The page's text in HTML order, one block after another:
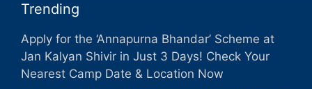
Trending
Apply for the ‘Annapurna Bhandar’ Scheme at
Jan Kalyan Shivir in Just 3 Days! Check Your
Nearest Camp Date & Location Now